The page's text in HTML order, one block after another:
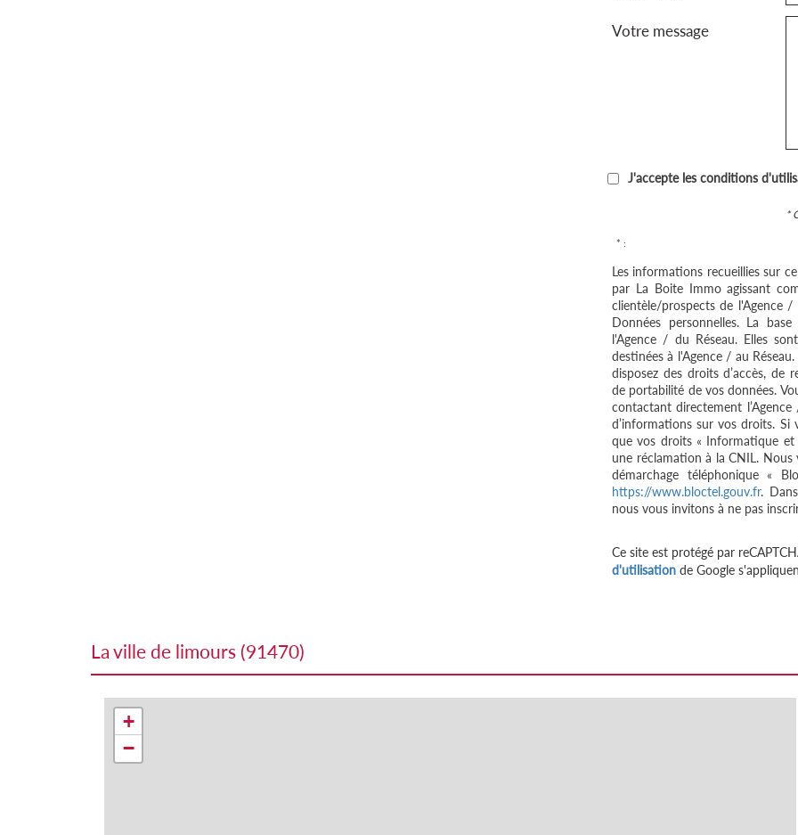
Votre message
J'accepte les conditions
*
* :
Les informations recueillies sur
par La Boite Immo agissant
clientèle/prospects de l'Agence
Données personnelles. La
l'Agence / du Réseau. Elles
destinées à l'Agence / au
disposez des droits d’accès, de
de portabilité de vos données.
contactant directement
d’informations sur vos droits. Si
que vos droits « Informatique et
une réclamation à la CNIL.
démarchage téléphonique «
https://www.bloctel.gouv.fr.
nous vous invitons à ne pas
Ce site est protégé par
d'utilisation de Google
la ville de limours (91470)
+
−